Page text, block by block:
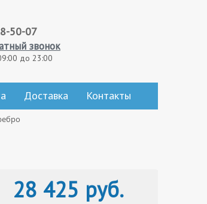
50-07
звонок
до 23:00
Доставка Контакты
28 425 руб.